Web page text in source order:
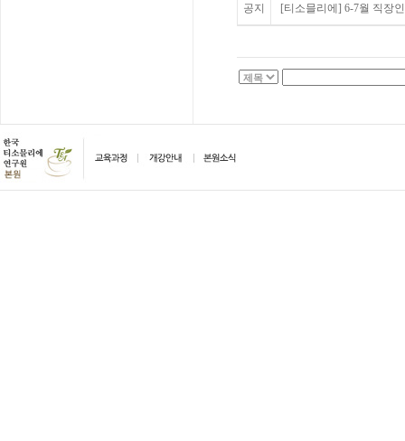
공지 [티소믈리에] 6-7월 직장